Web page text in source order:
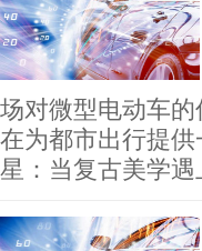
场对微型电动车
在为都市出行提
星：当复古美学